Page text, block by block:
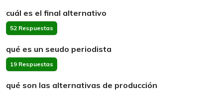
cuál es el final alternativo
52 Respuestas
qué es un seudo periodista
19 Respuestas
qué son las alternativas de producción